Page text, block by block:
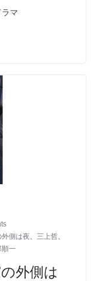
マ
側は夜、 三上哲、
順一
外側は